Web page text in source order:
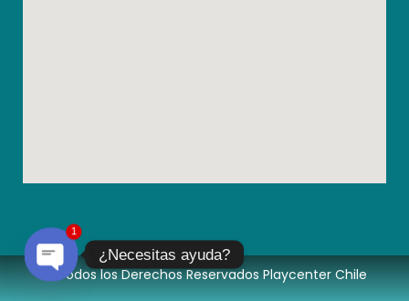
© Todos los Derechos Reservados Playcenter Chile
¿Necesitas ayuda?
Open chaty
1